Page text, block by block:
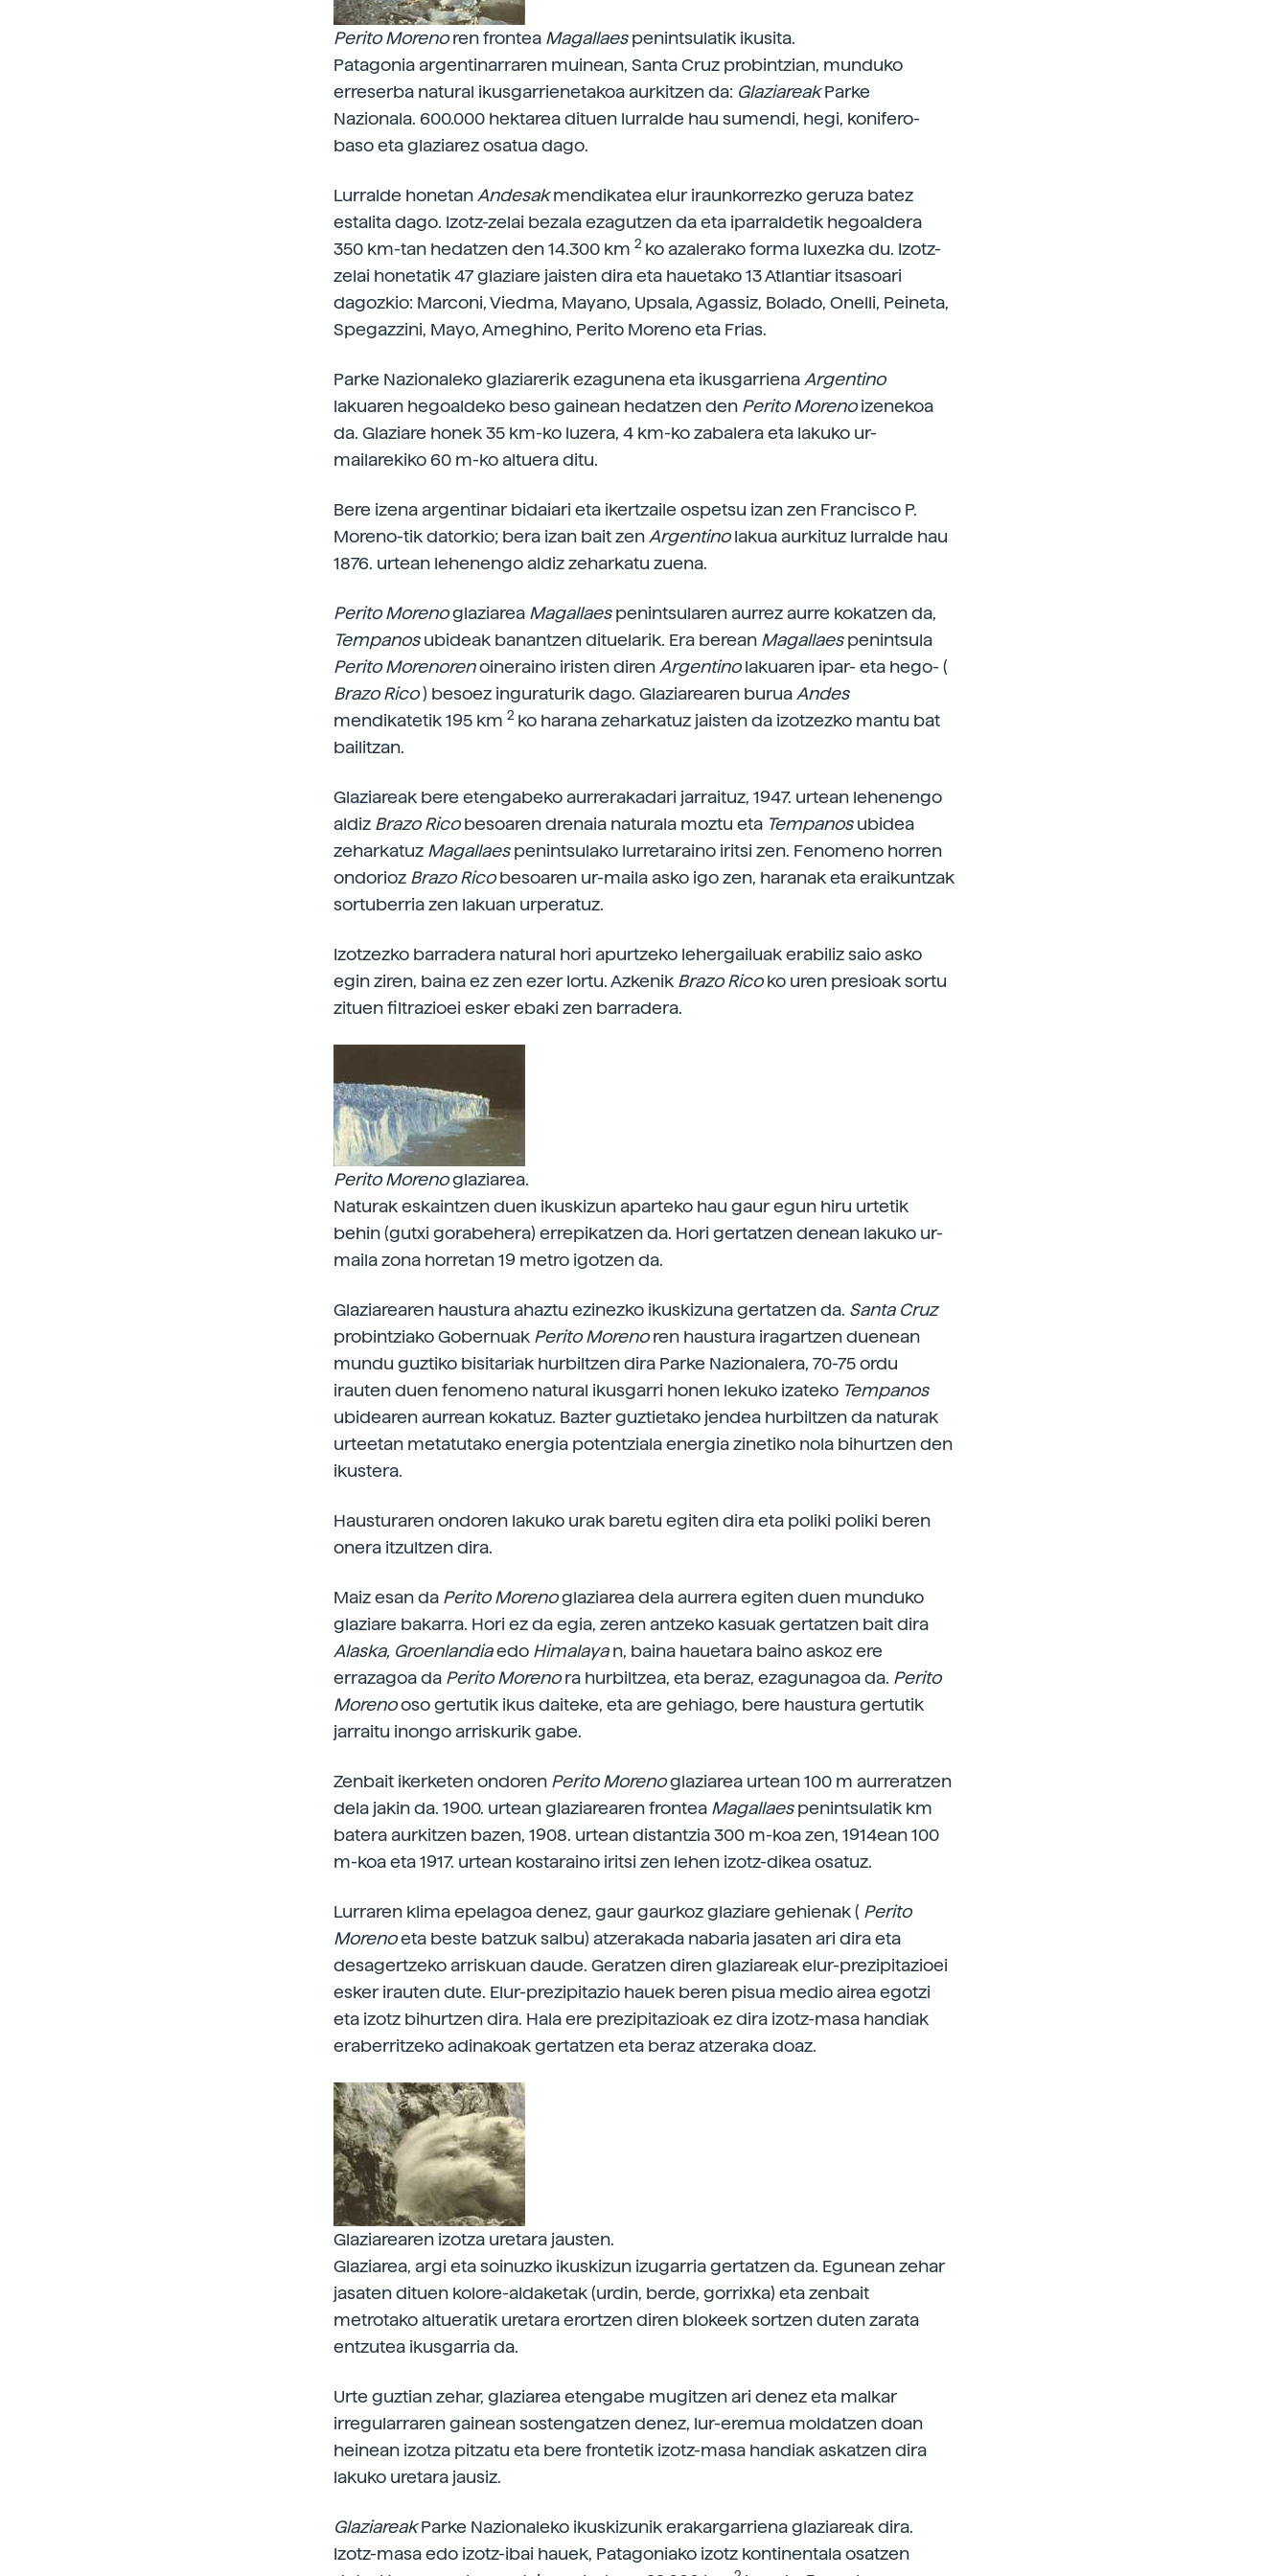
Perito Morenoren frontea Magallaespenintsulatik ikusita.
Patagonia argentinarraren muinean, Santa Cruz probintzian, munduko
erreserba natural ikusgarrienetakoa aurkitzen da: GlaziareakParke
Nazionala. 600.000 hektarea dituen lurralde hau sumendi, hegi, konifero-
baso eta glaziarez osatua dago.
Lurralde honetan Andesakmendikatea elur iraunkorrezko geruza batez
estalita dago. Izotz-zelai bezala ezagutzen da eta iparraldetik hegoaldera
350 km-tan hedatzen den 14.300 km 2 ko azalerako forma luxezka du. Izotz-
zelai honetatik 47 glaziare jaisten dira eta hauetako 13 Atlantiar itsasoari
dagozkio: Marconi, Viedma, Mayano, Upsala, Agassiz, Bolado, Onelli, Peineta,
Spegazzini, Mayo, Ameghino, Perito Moreno eta Frias.
Parke Nazionaleko glaziarerik ezagunena eta ikusgarriena Argentino
lakuaren hegoaldeko beso gainean hedatzen den Perito Morenoizenekoa
da. Glaziare honek 35 km-ko luzera, 4 km-ko zabalera eta lakuko ur-
mailarekiko 60 m-ko altuera ditu.
Bere izena argentinar bidaiari eta ikertzaile ospetsu izan zen Francisco P.
Moreno-tik datorkio; bera izan bait zen Argentinolakua aurkituz lurralde hau
1876. urtean lehenengo aldiz zeharkatu zuena.
Perito Morenoglaziarea Magallaespenintsularen aurrez aurre kokatzen da,
Tempanosubideak banantzen dituelarik. Era berean Magallaespenintsula
Perito Morenorenoineraino iristen diren Argentinolakuaren ipar- eta hego- (
Brazo Rico) besoez inguraturik dago. Glaziarearen burua Andes
mendikatetik 195 km 2 ko harana zeharkatuz jaisten da izotzezko mantu bat
bailitzan.
Glaziareak bere etengabeko aurrerakadari jarraituz, 1947. urtean lehenengo
aldiz Brazo Ricobesoaren drenaia naturala moztu eta Tempanosubidea
zeharkatuz Magallaespenintsulako lurretaraino iritsi zen. Fenomeno horren
ondorioz Brazo Ricobesoaren ur-maila asko igo zen, haranak eta eraikuntzak
sortuberria zen lakuan urperatuz.
Izotzezko barradera natural hori apurtzeko lehergailuak erabiliz saio asko
egin ziren, baina ez zen ezer lortu. Azkenik Brazo Ricoko uren presioak sortu
zituen filtrazioei esker ebaki zen barradera.
Perito Morenoglaziarea.
Naturak eskaintzen duen ikuskizun aparteko hau gaur egun hiru urtetik
behin (gutxi gorabehera) errepikatzen da. Hori gertatzen denean lakuko ur-
maila zona horretan 19 metro igotzen da.
Glaziarearen haustura ahaztu ezinezko ikuskizuna gertatzen da. Santa Cruz
probintziako Gobernuak Perito Morenoren haustura iragartzen duenean
mundu guztiko bisitariak hurbiltzen dira Parke Nazionalera, 70-75 ordu
irauten duen fenomeno natural ikusgarri honen lekuko izateko Tempanos
ubidearen aurrean kokatuz. Bazter guztietako jendea hurbiltzen da naturak
urteetan metatutako energia potentziala energia zinetiko nola bihurtzen den
ikustera.
Hausturaren ondoren lakuko urak baretu egiten dira eta poliki poliki beren
onera itzultzen dira.
Maiz esan da Perito Morenoglaziarea dela aurrera egiten duen munduko
glaziare bakarra. Hori ez da egia, zeren antzeko kasuak gertatzen bait dira
Alaska, Groenlandiaedo Himalayan, baina hauetara baino askoz ere
errazagoa da Perito Morenora hurbiltzea, eta beraz, ezagunagoa da. Perito
Morenooso gertutik ikus daiteke, eta are gehiago, bere haustura gertutik
jarraitu inongo arriskurik gabe.
Zenbait ikerketen ondoren Perito Morenoglaziarea urtean 100 m aurreratzen
dela jakin da. 1900. urtean glaziarearen frontea Magallaespenintsulatik km
batera aurkitzen bazen, 1908. urtean distantzia 300 m-koa zen, 1914ean 100
m-koa eta 1917. urtean kostaraino iritsi zen lehen izotz-dikea osatuz.
Lurraren klima epelagoa denez, gaur gaurkoz glaziare gehienak ( Perito
Morenoeta beste batzuk salbu) atzerakada nabaria jasaten ari dira eta
desagertzeko arriskuan daude. Geratzen diren glaziareak elur-prezipitazioei
esker irauten dute. Elur-prezipitazio hauek beren pisua medio airea egotzi
eta izotz bihurtzen dira. Hala ere prezipitazioak ez dira izotz-masa handiak
eraberritzeko adinakoak gertatzen eta beraz atzeraka doaz.
Glaziarearen izotza uretara jausten.
Glaziarea, argi eta soinuzko ikuskizun izugarria gertatzen da. Egunean zehar
jasaten dituen kolore-aldaketak (urdin, berde, gorrixka) eta zenbait
metrotako altueratik uretara erortzen diren blokeek sortzen duten zarata
entzutea ikusgarria da.
Urte guztian zehar, glaziarea etengabe mugitzen ari denez eta malkar
irregularraren gainean sostengatzen denez, lur-eremua moldatzen doan
heinean izotza pitzatu eta bere frontetik izotz-masa handiak askatzen dira
lakuko uretara jausiz.
GlaziareakParke Nazionaleko ikuskizunik erakargarriena glaziareak dira.
Izotz-masa edo izotz-ibai hauek, Patagoniako izotz kontinentala osatzen